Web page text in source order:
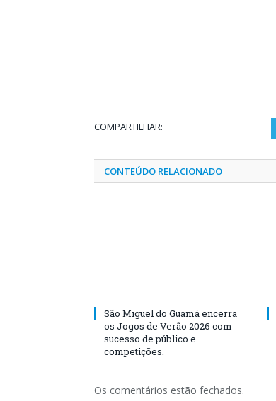
COMPARTILHAR:
CONTEÚDO RELACIONADO
São Miguel do Guamá encerra
os Jogos de Verão 2026 com
sucesso de público e
competições.
Os comentários estão fechados.